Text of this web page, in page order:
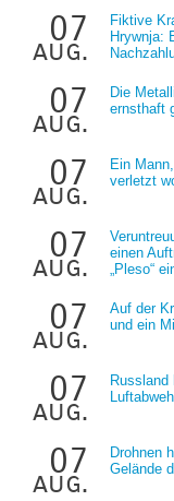
07
aug.
Fiktive
Hrywnja:
07
aug.
Die
ernsthaft
07
aug.
Ein
verletzt
07
aug.
einen
„Pleso“
07
aug.
Auf der
und ein
07
aug.
Russland
07
aug.
Drohnen
Gelände